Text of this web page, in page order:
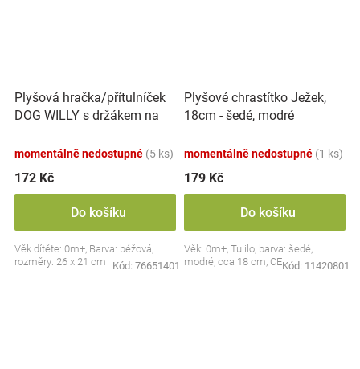
Plyšová hračka/přítulníček
DOG WILLY s držákem na
momentálně nedostupné (5 ks)
172 Kč
Do košíku
Věk dítěte: 0m+, Barva: béžová,
rozměry: 26 x 21 cm
Kód: 76651401
Plyšové chrastítko Ježek,
18cm - šedé, modré
momentálně nedostupné (1 ks)
179 Kč
Do košíku
Věk: 0m+, Tulilo, barva: šedé,
modré, cca 18 cm, CEKód: 11420801